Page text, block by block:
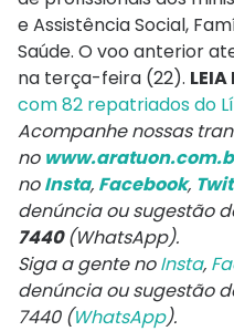
e Assistência Social,
Saúde. O voo anterior
na terça-feira (22). LEIA
com 82 repatriados do
Acompanhe nossas
no
noInsta, Facebook,
denúncia ou sugestão
7440(WhatsApp).
Siga a gente noInsta,
denúncia ou sugestão
7440 (WhatsApp).